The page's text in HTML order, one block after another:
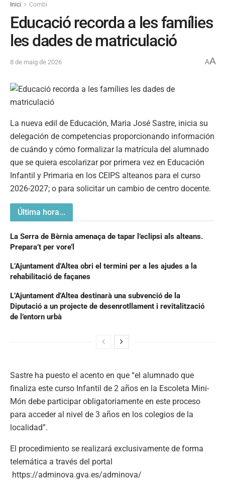
Inici Combi
Educació recorda a les famílies
les dades de matriculació
8 de maig de 2026 AA
La nueva edil de Educación, Maria José Sastre, inicia su
delegación de competencias proporcionando información
de cuándo y cómo formalizar la matrícula del alumnado
que se quiera escolarizar por primera vez en Educación
Infantil y Primaria en los CEIPS alteanos para el curso
2026-2027; o para solicitar un cambio de centro docente.
Última hora...
La Serra de Bèrnia amenaça de tapar l’eclipsi als alteans.
Prepara’t per vore’l
L’Ajuntament d’Altea obri el termini per a les ajudes a la
rehabilitació de façanes
L’Ajuntament d’Altea destinarà una subvenció de la
Diputació a un projecte de desenrotllament i revitalització
de l’entorn urbà
Sastre ha puesto el acento en que “el alumnado que
finaliza este curso Infantil de 2 años en la Escoleta Mini-
Món debe participar obligatoriamente en este proceso
para acceder al nivel de 3 años en los colegios de la
localidad”.
El procedimiento se realizará exclusivamente de forma
telemática a través del portal
https://adminova.gva.es/adminova/